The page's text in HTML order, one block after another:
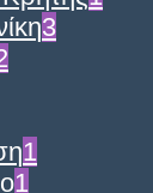
3
1
1